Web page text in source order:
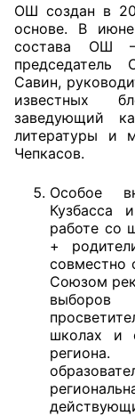
УСТАВ ГКУ
Доходы
ОШ создан в
основе. В
состава ОШ
Савин,
известных
заведующий
литературы и
Чепкасов.
Особое
Кузбасса
работе со
+
совместно
Союзом
школах и